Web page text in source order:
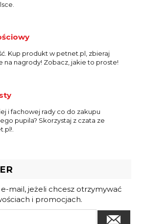
Kup produkt w petnet.pl, zbieraj
na nagrody! Zobacz, jakie to proste!
i fachowej rady co do zakupu
pupila? Skorzystaj z czata ze
mail, jeżeli chcesz otrzymywać
i promocjach.